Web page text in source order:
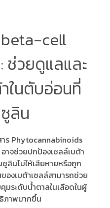
cell
ช่วยดูแลและ
ในตับอ่อนที่
ลิน
ร Phytocannabinoids
อาจช่วยปกป้องเซลล์เบต้า
ลินไม่ให้เสียหายหรือถูก
องเบต้าเซลล์สามารถช่วย
ระดับน้ำตาลในเลือดในผู้
ภาพมากขึ้น